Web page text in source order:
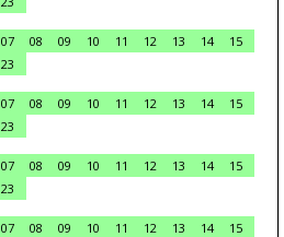
07 08 09 10 11 12 13 14
15
23
07 08 09 10 11 12 13 14
15
23
07 08 09 10 11 12 13 14
15
23
07 08 09 10 11 12 13 14
15